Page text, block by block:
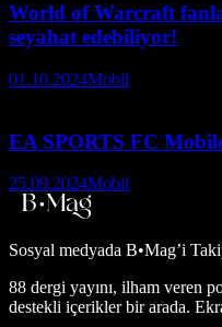
World of Warcraft
seyahat edebiliyor!
01.10.2024Mobil
EA SPORTS FC
25.09.2024Mobil
Sosyal medyada B•Mag’i
88 dergi yayını, ilham veren
destekli içerikler bir arada.